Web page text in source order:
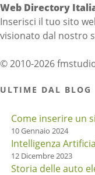
Web Directory
Inserisci il tuo sito
visionato dal nostro
© 2010-2026
ULTIME DAL BLOG
Come inserire un
10 Gennaio 2024
Intelligenza
12 Dicembre 2023
Storia delle auto